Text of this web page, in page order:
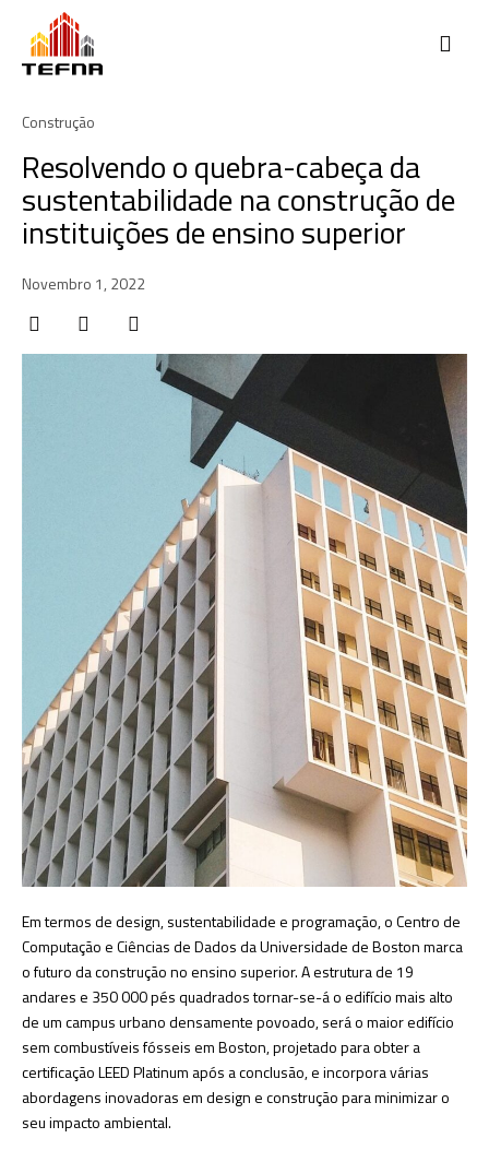
Construção
Resolvendo o quebra-cabeça da
sustentabilidade na construção de
instituições de ensino superior
Novembro 1, 2022
Em termos de design, sustentabilidade e programação, o Centro de
Computação e Ciências de Dados da Universidade de Boston marca
o futuro da construção no ensino superior. A estrutura de 19
andares e 350 000 pés quadrados tornar-se-á o edifício mais alto
de um campus urbano densamente povoado, será o maior edifício
sem combustíveis fósseis em Boston, projetado para obter a
certificação LEED Platinum após a conclusão, e incorpora várias
abordagens inovadoras em design e construção para minimizar o
seu impacto ambiental.